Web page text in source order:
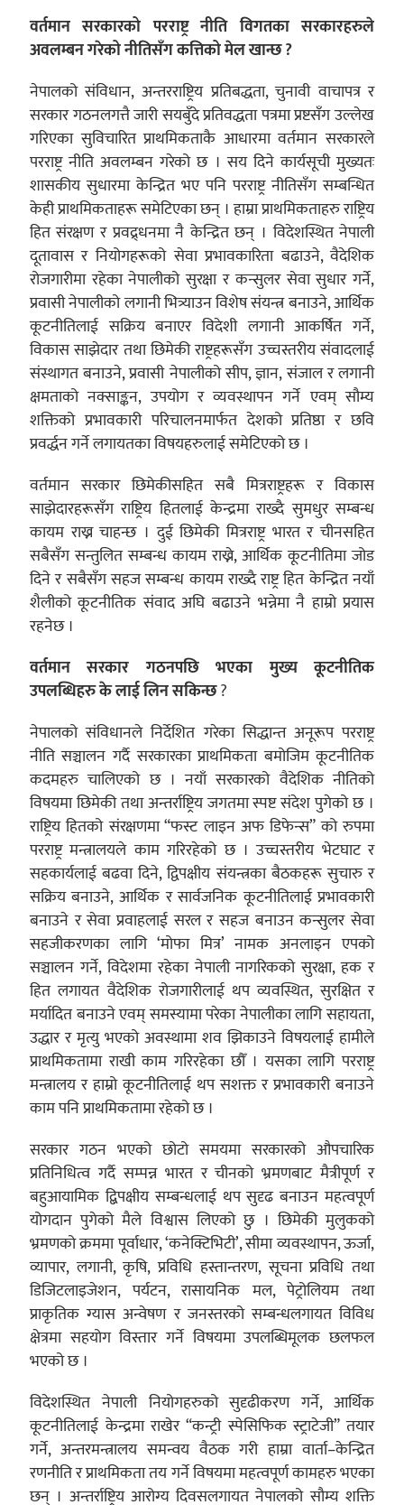
वर्तमान सरकारको परराष्ट्र नीति विगतका सरकारहरुले
अवलम्बन गरेको नीतिसँग कत्तिको मेल खान्छ ?
नेपालको संविधान, अन्तरराष्ट्रिय प्रतिबद्धता, चुनावी वाचापत्र र
सरकार गठनलगत्तै जारी सयबुँदे प्रतिवद्धता पत्रमा प्रष्टसँग उल्लेख
गरिएका सुविचारित प्राथमिकताकै आधारमा वर्तमान सरकारले
परराष्ट्र नीति अवलम्बन गरेको छ । सय दिने कार्यसूची मुख्यतः
शासकीय सुधारमा केन्द्रित भए पनि परराष्ट्र नीतिसँग सम्बन्धित
केही प्राथमिकताहरू समेटिएका छन् । हाम्रा प्राथमिकताहरु राष्ट्रिय
हित संरक्षण र प्रवद्र्धनमा नै केन्द्रित छन् । विदेशस्थित नेपाली
दूतावास र नियोगहरूको सेवा प्रभावकारिता बढाउने, वैदेशिक
रोजगारीमा रहेका नेपालीको सुरक्षा र कन्सुलर सेवा सुधार गर्ने,
प्रवासी नेपालीको लगानी भित्र्याउन विशेष संयन्त्र बनाउने, आर्थिक
कूटनीतिलाई सक्रिय बनाएर विदेशी लगानी आकर्षित गर्ने,
विकास साझेदार तथा छिमेकी राष्ट्रहरूसँग उच्चस्तरीय संवादलाई
संस्थागत बनाउने, प्रवासी नेपालीको सीप, ज्ञान, संजाल र लगानी
क्षमताको नक्साङ्कन, उपयोग र व्यवस्थापन गर्ने एवम् सौम्य
शक्तिको प्रभावकारी परिचालनमार्फत देशको प्रतिष्ठा र छवि
प्रवर्द्धन गर्ने लगायतका विषयहरुलाई समेटिएको छ ।
वर्तमान सरकार छिमेकीसहित सबै मित्रराष्ट्रहरू र विकास
साझेदारहरूसँग राष्ट्रिय हितलाई केन्द्रमा राख्दै सुमधुर सम्बन्ध
कायम राख्न चाहन्छ । दुई छिमेकी मित्रराष्ट्र भारत र चीनसहित
सबैसँग सन्तुलित सम्बन्ध कायम राख्ने, आर्थिक कूटनीतिमा जोड
दिने र सबैसँग सहज सम्बन्ध कायम राख्दै राष्ट्र हित केन्द्रित नयाँ
शैलीको कूटनीतिक संवाद अघि बढाउने भन्नेमा नै हाम्रो प्रयास
रहनेछ ।
वर्तमान सरकार गठनपछि भएका मुख्य कूटनीतिक
उपलब्धिहरु के लाई लिन सकिन्छ?
नेपालको संविधानले निर्देशित गरेका सिद्धान्त अनूरूप परराष्ट्र
नीति सञ्चालन गर्दै सरकारका प्राथमिकता बमोजिम कूटनीतिक
कदमहरु चालिएको छ । नयाँ सरकारको वैदेशिक नीतिको
विषयमा छिमेकी तथा अन्तर्राष्ट्रिय जगतमा स्पष्ट संदेश पुगेको छ ।
राष्ट्रिय हितको संरक्षणमा “फस्ट लाइन अफ डिफेन्स” को रुपमा
परराष्ट्र मन्त्रालयले काम गरिरहेको छ । उच्चस्तरीय भेटघाट र
सहकार्यलाई बढवा दिने, द्विपक्षीय संयन्त्रका बैठकहरू सुचारु र
सक्रिय बनाउने, आर्थिक र सार्वजनिक कूटनीतिलाई प्रभावकारी
बनाउने र सेवा प्रवाहलाई सरल र सहज बनाउन कन्सुलर सेवा
सहजीकरणका लागि ‘मोफा मित्र’ नामक अनलाइन एपको
सञ्चालन गर्ने, विदेशमा रहेका नेपाली नागरिकको सुरक्षा, हक र
हित लगायत वैदेशिक रोजगारीलाई थप व्यवस्थित, सुरक्षित र
मर्यादित बनाउने एवम् समस्यामा परेका नेपालीका लागि सहायता,
उद्धार र मृत्यु भएको अवस्थामा शव झिकाउने विषयलाई हामीले
प्राथमिकतामा राखी काम गरिरहेका छौँ । यसका लागि परराष्ट्र
मन्त्रालय र हाम्रो कूटनीतिलाई थप सशक्त र प्रभावकारी बनाउने
काम पनि प्राथमिकतामा रहेको छ ।
सरकार गठन भएको छोटो समयमा सरकारको औपचारिक
प्रतिनिधित्व गर्दै सम्पन्न भारत र चीनको भ्रमणबाट मैत्रीपूर्ण र
बहुआयामिक द्बिपक्षीय सम्बन्धलाई थप सुदृढ बनाउन महत्वपूर्ण
योगदान पुगेको मैले विश्वास लिएको छु । छिमेकी मुलुकको
भ्रमणको क्रममा पूर्वाधार, ‘कनेक्टिभिटी’, सीमा व्यवस्थापन, ऊर्जा,
व्यापार, लगानी, कृषि, प्रविधि हस्तान्तरण, सूचना प्रविधि तथा
डिजिटलाइजेशन, पर्यटन, रासायनिक मल, पेट्रोलियम तथा
प्राकृतिक ग्यास अन्वेषण र जनस्तरको सम्बन्धलगायत विविध
क्षेत्रमा सहयोग विस्तार गर्ने विषयमा उपलब्धिमूलक छलफल
भएको छ ।
विदेशस्थित नेपाली नियोगहरुको सुदृढीकरण गर्ने, आर्थिक
कूटनीतिलाई केन्द्रमा राखेर “कन्ट्री स्पेसिफिक स्ट्राटेजी” तयार
गर्ने, अन्तरमन्त्रालय समन्वय वैठक गरी हाम्रा वार्ता–केन्द्रित
रणनीति र प्राथमिकता तय गर्ने विषयमा महत्वपूर्ण कामहरु भएका
छन् । अन्तर्राष्ट्रिय आरोग्य दिवसलगायत नेपालको सौम्य शक्ति